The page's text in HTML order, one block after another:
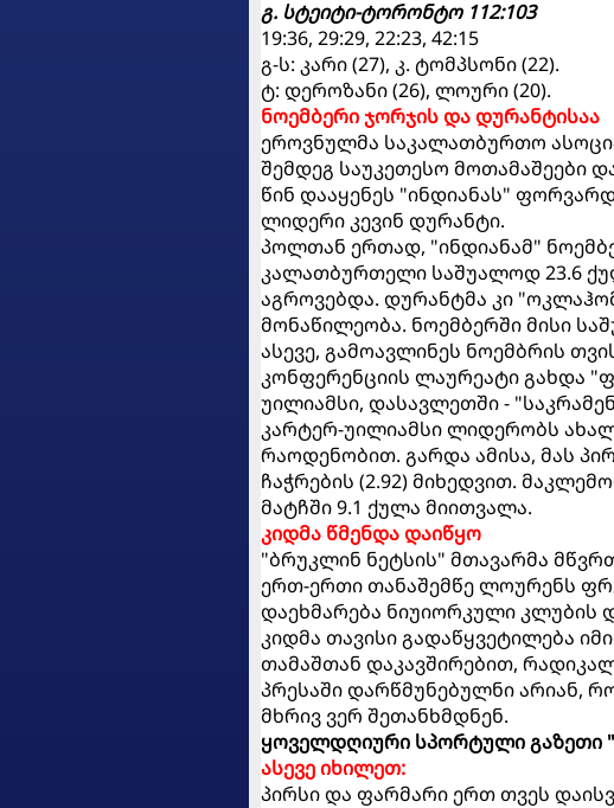
გ. სტეიტი-ტორონტო 112:103
19:36, 29:29, 22:23, 42:15
გ-ს: კარი (27), კ. ტომპსონი (22).
ტ: დეროზანი (26), ლოური (20).
ნოემბერი ჯორჯის და დურანტისაა
ეროვნულმა საკალათბურთო
შემდეგ საუკეთესო მოთამაშეები
წინ დააყენეს "ინდიანას"
ლიდერი კევინ დურანტი.
პოლთან ერთად, "ინდიანამ"
კალათბურთელი საშუალოდ 23.6
აგროვებდა. დურანტმა კი
მონაწილეობა. ნოემბერში მისი
ასევე, გამოავლინეს ნოემბრის
კონფერენციის ლაურეატი გახდა
უილიამსი, დასავლეთში -
კარტერ-უილიამსი ლიდერობს
რაოდენობით. გარდა ამისა, მას
ჩაჭრების (2.92) მიხედვით.
მატჩში 9.1 ქულა მიითვალა.
კიდმა წმენდა დაიწყო
"ბრუკლინ ნეტსის" მთავარმა
ერთ-ერთი თანაშემწე ლოურენს
დაეხმარება ნიუიორკული კლუბის
კიდმა თავისი გადაწყვეტილება
თამაშთან დაკავშირებით,
პრესაში დარწმუნებულნი არიან,
მხრივ ვერ შეთანხმდნენ.
ყოველდღიური სპორტული
ასევე იხილეთ:
პირსი და ფარმარი ერთ თვეს